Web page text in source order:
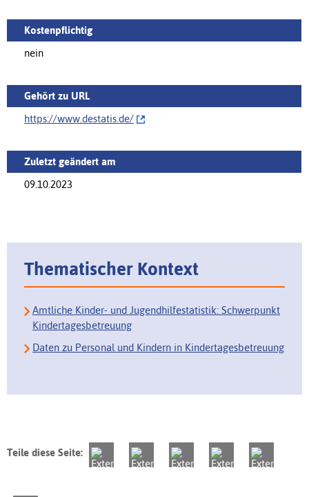
Kostenpflichtig
nein
Gehört zu URL
https://www.destatis.de/‌
Zuletzt geändert am
09.10.2023
Thematischer Kontext
Amtliche Kinder- und Jugendhilfestatistik: Schwerpunkt
Kindertagesbetreuung
Daten zu Personal und Kindern in Kindertagesbetreuung
Teile diese Seite: